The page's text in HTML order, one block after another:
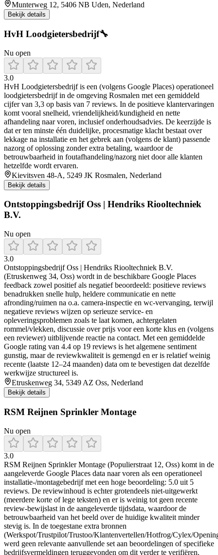
Munterweg 12, 5406 NB Uden, Nederland
Bekijk details
HvH Loodgietersbedrijf🔧
Nu open
3.0
HvH Loodgietersbedrijf is een (volgens Google Places) operationeel
loodgietersbedrijf in de omgeving Rosmalen met een gemiddeld
cijfer van 3,3 op basis van 7 reviews. In de positieve klantervaringen
komt vooral snelheid, vriendelijkheid/kundigheid en nette
afhandeling naar voren, inclusief onderhoudsadvies. De keerzijde is
dat er ten minste één duidelijke, procesmatige klacht bestaat over
lekkage na installatie en het gebrek aan (volgens de klant) passende
nazorg of oplossing zonder extra betaling, waardoor de
betrouwbaarheid in foutafhandeling/nazorg niet door alle klanten
hetzelfde wordt ervaren.
Kievitsven 48-A, 5249 JK Rosmalen, Nederland
Bekijk details
Ontstoppingsbedrijf Oss | Hendriks Riooltechniek
B.V.
Nu open
3.0
Ontstoppingsbedrijf Oss | Hendriks Riooltechniek B.V.
(Etruskenweg 34, Oss) wordt in de beschikbare Google Places
feedback zowel positief als negatief beoordeeld: positieve reviews
benadrukken snelle hulp, heldere communicatie en nette
afronding/ruimen na o.a. camera-inspectie en wc-vervanging, terwijl
negatieve reviews wijzen op serieuze service- en
opleveringsproblemen zoals te laat komen, achtergelaten
rommel/vlekken, discussie over prijs voor een korte klus en (volgens
een reviewer) uitblijvende reactie na contact. Met een gemiddelde
Google rating van 4.4 op 19 reviews is het algemene sentiment
gunstig, maar de reviewkwaliteit is gemengd en er is relatief weinig
recente (laatste 12–24 maanden) data om te bevestigen dat dezelfde
werkwijze structureel is.
Etruskenweg 34, 5349 AZ Oss, Nederland
Bekijk details
RSM Reijnen Sprinkler Montage
Nu open
3.0
RSM Reijnen Sprinkler Montage (Populierstraat 12, Oss) komt in de
aangeleverde Google Places data naar voren als een operationeel
installatie-/montagebedrijf met een hoge beoordeling: 5.0 uit 5
reviews. De reviewinhoud is echter grotendeels niet-uitgewerkt
(meerdere korte of lege teksten) en er is weinig tot geen recente
review-bewijslast in de aangeleverde tijdsdata, waardoor de
betrouwbaarheid van het beeld over de huidige kwaliteit minder
stevig is. In de toegestane extra bronnen
(Werkspot/Trustpilot/Trustoo/Klantenvertellen/Hotfrog/Cylex/
werd geen relevante aanvullende set aan beoordelingen of specifieke
bedrijfsvermeldingen teruggevonden om dit verder te verifiëren.